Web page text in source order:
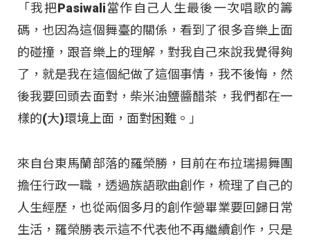
「我把Pasiwali當作自己人生最後一次唱歌的籌
碼，也因為這個舞臺的關係，看到了很多音樂上面
的碰撞，跟音樂上的理解，對我自己來說我覺得夠
了，就是我在這個紀做了這個事情，我不後悔，然
後我要回頭去面對，柴米油鹽醬醋茶，我們都在一
樣的(大)環境上面，面對困難。」
來自台東馬蘭部落的羅榮勝，目前在布拉瑞揚舞團
擔任行政一職，透過族語歌曲創作，梳理了自己的
人生經歷，也從兩個多月的創作營畢業要回歸日常
生活，羅榮勝表示這不代表他不再繼續創作，只是